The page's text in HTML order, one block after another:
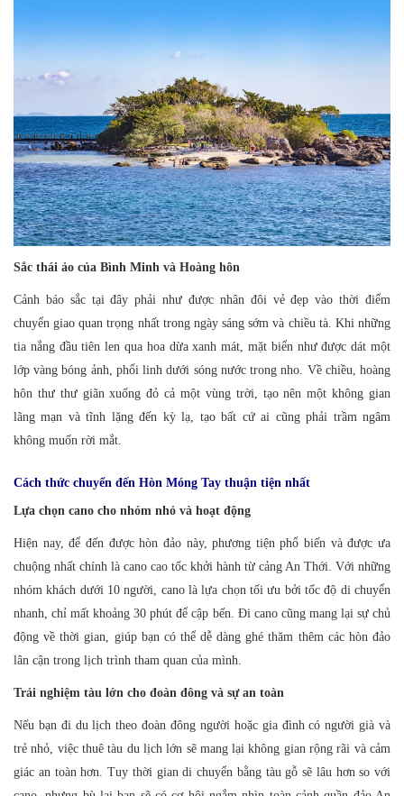
Sắc thái ảo của Bình Minh và Hoàng hôn
Cảnh báo sắc tại đây phải như được nhân đôi vẻ đẹp vào thời điểm
chuyển giao quan trọng nhất trong ngày sáng sớm và chiều tà. Khi những
tia nắng đầu tiên len qua hoa dừa xanh mát, mặt biển như được dát một
lớp vàng bóng ảnh, phổi linh dưới sóng nước trong nho. Về chiều, hoàng
hôn thư thư giãn xuống đỏ cả một vùng trời, tạo nên một không gian
lãng mạn và tĩnh lặng đến kỳ lạ, tạo bất cứ ai cũng phải trầm ngâm
không muốn rời mắt.
Cách thức chuyển đến Hòn Móng Tay thuận tiện nhất
Lựa chọn cano cho nhóm nhỏ và hoạt động
Hiện nay, để đến được hòn đảo này, phương tiện phổ biến và được ưa
chuộng nhất chính là cano cao tốc khởi hành từ cảng An Thới. Với những
nhóm khách dưới 10 người, cano là lựa chọn tối ưu bởi tốc độ di chuyển
nhanh, chỉ mất khoảng 30 phút để cập bến. Đi cano cũng mang lại sự chủ
động về thời gian, giúp bạn có thể dễ dàng ghé thăm thêm các hòn đảo
lân cận trong lịch trình tham quan của mình.
Trải nghiệm tàu lớn cho đoàn đông và sự an toàn
Nếu bạn đi du lịch theo đoàn đông người hoặc gia đình có người già và
trẻ nhỏ, việc thuê tàu du lịch lớn sẽ mang lại không gian rộng rãi và cảm
giác an toàn hơn. Tuy thời gian di chuyển bằng tàu gỗ sẽ lâu hơn so với